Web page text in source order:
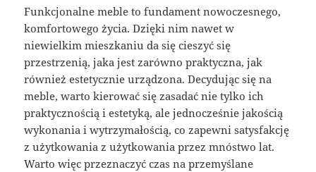
Funkcjonalne meble to fundament nowoczesnego,
komfortowego życia. Dzięki nim nawet w
niewielkim mieszkaniu da się cieszyć się
przestrzenią, jaka jest zarówno praktyczna, jak
również estetycznie urządzona. Decydując się na
meble, warto kierować się zasadać nie tylko ich
praktycznością i estetyką, ale jednocześnie jakością
wykonania i wytrzymałością, co zapewni satysfakcję
z użytkowania z użytkowania przez mnóstwo lat.
Warto więc przeznaczyć czas na przemyślane